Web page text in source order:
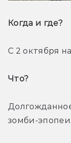
Когда и где?
С 2 октября
Что?
зомби-эпопеи.